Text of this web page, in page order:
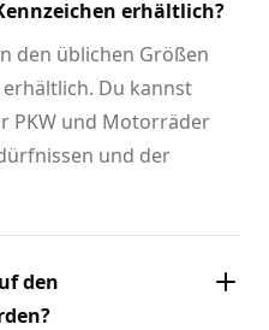
erhältlich?
den üblichen Größen
Du kannst
PKW und Motorräder
und der
den